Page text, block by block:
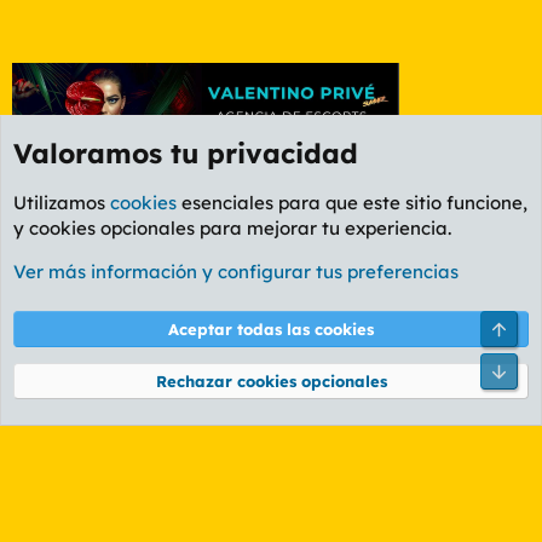
Foro General
Cookies
PL OLDSTYLE AMARILLO
Términos y reglas Política de privacidad Ayuda
Community platform by XenForo® © 2010-2026 XenForo Ltd.
Valoramos tu privacidad
Utilizamos cookies esenciales para que este sitio funcione,
y cookies opcionales para mejorar tu experiencia.
Ver más información y configurar tus preferencias
Aceptar todas las cookies
Rechazar cookies opcionales
Pie